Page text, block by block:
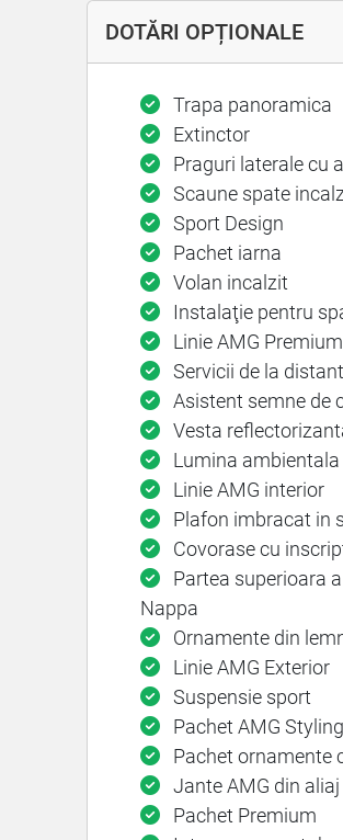
DOTĂRI OPȚIONALE
Trapa panoramica
Extinctor
Praguri laterale cu
Scaune spate
Sport Design
Pachet iarna
Volan incalzit
Instalaţie pentru
Linie AMG Premium
Servicii de la
Asistent semne de
Vesta
Lumina ambientala
Linie AMG interior
Plafon imbracat in
Covorase cu
Partea superioara
Nappa
Ornamente din
Linie AMG Exterior
Suspensie sport
Pachet AMG Styling
Pachet ornamente
Jante AMG din
Pachet Premium